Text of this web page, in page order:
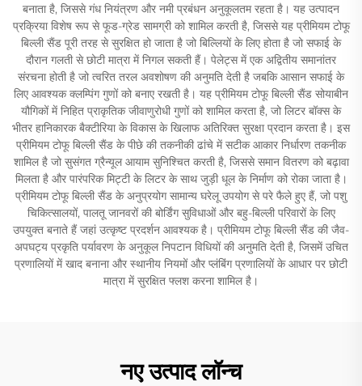
बनाता है, जिससे गंध नियंत्रण और नमी प्रबंधन अनुकूलतम रहता है। यह उत्पादन
प्रक्रिया विशेष रूप से फूड-ग्रेड सामग्री को शामिल करती है, जिससे यह प्रीमियम टोफू
बिल्ली सैंड पूरी तरह से सुरक्षित हो जाता है जो बिल्लियों के लिए होता है जो सफाई के
दौरान गलती से छोटी मात्रा में निगल सकती हैं। पेलेट्स में एक अद्वितीय समानांतर
संरचना होती है जो त्वरित तरल अवशोषण की अनुमति देती है जबकि आसान सफाई के
लिए आवश्यक क्लम्पिंग गुणों को बनाए रखती है। यह प्रीमियम टोफू बिल्ली सैंड सोयाबीन
यौगिकों में निहित प्राकृतिक जीवाणुरोधी गुणों को शामिल करता है, जो लिटर बॉक्स के
भीतर हानिकारक बैक्टीरिया के विकास के खिलाफ अतिरिक्त सुरक्षा प्रदान करता है। इस
प्रीमियम टोफू बिल्ली सैंड के पीछे की तकनीकी ढांचे में सटीक आकार निर्धारण तकनीक
शामिल है जो सुसंगत ग्रैन्यूल आयाम सुनिश्चित करती है, जिससे समान वितरण को बढ़ावा
मिलता है और पारंपरिक मिट्टी के लिटर के साथ जुड़ी धूल के निर्माण को रोका जाता है।
प्रीमियम टोफू बिल्ली सैंड के अनुप्रयोग सामान्य घरेलू उपयोग से परे फैले हुए हैं, जो पशु
चिकित्सालयों, पालतू जानवरों की बोर्डिंग सुविधाओं और बहु-बिल्ली परिवारों के लिए
उपयुक्त बनाते हैं जहां उत्कृष्ट प्रदर्शन आवश्यक है। प्रीमियम टोफू बिल्ली सैंड की जैव-
अपघट्य प्रकृति पर्यावरण के अनुकूल निपटान विधियों की अनुमति देती है, जिसमें उचित
प्रणालियों में खाद बनाना और स्थानीय नियमों और प्लंबिंग प्रणालियों के आधार पर छोटी
मात्रा में सुरक्षित फ्लश करना शामिल है।
नए उत्पाद लॉन्च